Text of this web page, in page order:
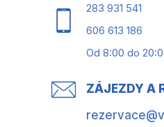
283 931 541
606 613 186
Od 8:00 do
ZÁJEZDY A